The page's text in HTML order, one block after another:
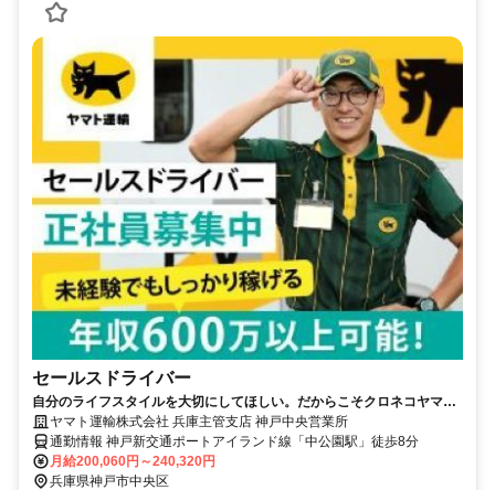
セールスドライバー
自分のライフスタイルを大切にしてほしい。だからこそクロネコヤマト
は収入も休日も充実
ヤマト運輸株式会社 兵庫主管支店 神戸中央営業所
通勤情報 神戸新交通ポートアイランド線「中公園駅」徒歩8分
月給200,060円～240,320円
兵庫県神戸市中央区